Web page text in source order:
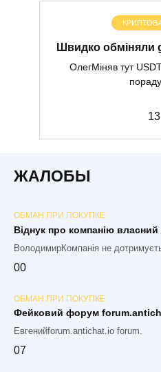
Швидко обміняли
ОлегМіняв тут
13
ЖАЛОБЫ
ОБМАН ПРИ ПОКУПКЕ
Віднук про компанію власний
ВолодимирКомпанія не
00
ОБМАН ПРИ ПОКУПКЕ
Фейковий форум
Евгенийforum.antichat.io forum.
07